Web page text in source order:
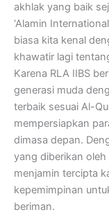
akhlak yang baik
‘Alamin
biasa kita kenal
khawatir lagi
Karena RLA IIBS
generasi muda
terbaik sesuai Al-
mempersiapkan
dimasa depan.
yang diberikan oleh
menjamin tercipta
kepemimpinan
beriman.